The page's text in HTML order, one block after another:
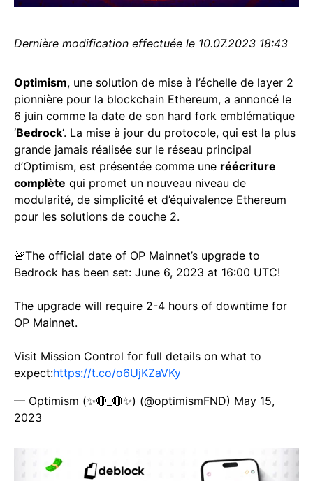
Dernière modification effectuée le 10.07.2023 18:43
Optimism, une solution de mise à l’échelle de layer 2
pionnière pour la blockchain Ethereum, a annoncé le
6 juin comme la date de son hard fork emblématique
‘Bedrock‘. La mise à jour du protocole, qui est la plus
grande jamais réalisée sur le réseau principal
d’Optimism, est présentée comme une réécriture
complète qui promet un nouveau niveau de
modularité, de simplicité et d’équivalence Ethereum
pour les solutions de couche 2.
🚨The official date of OP Mainnet’s upgrade to
Bedrock has been set: June 6, 2023 at 16:00 UTC!
The upgrade will require 2-4 hours of downtime for
OP Mainnet.
Visit Mission Control for full details on what to
expect:https://t.co/o6UjKZaVKy
— Optimism (✨🔴_🔴✨) (@optimismFND) May 15,
2023